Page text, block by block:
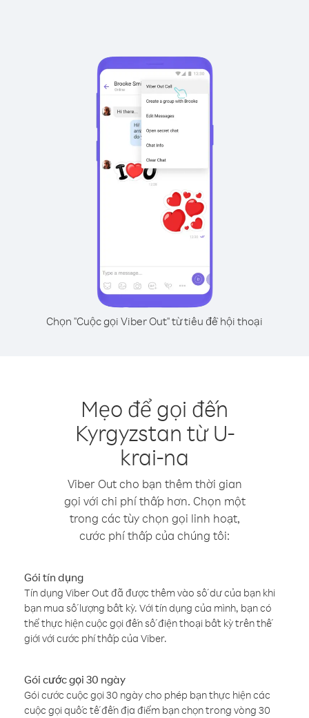
Chọn "Cuộc gọi Viber Out" từ tiêu đề hội thoại
Mẹo để gọi đến
Kyrgyzstan từ U-
krai-na
Viber Out cho bạn thêm thời gian
gọi với chi phí thấp hơn. Chọn một
trong các tùy chọn gọi linh hoạt,
cước phí thấp của chúng tôi:
Gói tín dụng
Tín dụng Viber Out đã được thêm vào số dư của bạn khi
bạn mua số lượng bất kỳ. Với tín dụng của mình, bạn có
thể thực hiện cuộc gọi đến số điện thoại bất kỳ trên thế
giới với cước phí thấp của Viber.
Gói cước gọi 30 ngày
Gói cước cuộc gọi 30 ngày cho phép bạn thực hiện các
cuộc gọi quốc tế đến địa điểm bạn chọn trong vòng 30